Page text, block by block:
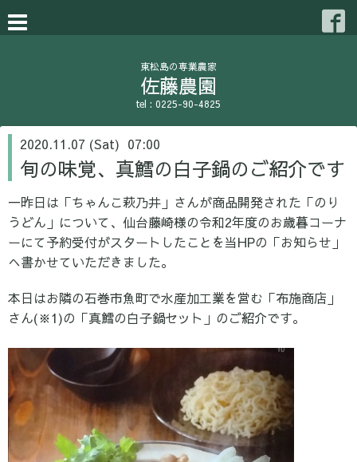
東松島の専業農家
佐藤農園
tel : 0225-90-4825
2020.11.07 (Sat) 07:00
旬の味覚、真鱈の白子鍋のご紹介です
一昨日は「ちゃんこ萩乃井」さんが商品開発された「のり
うどん」について、仙台藤崎様の令和2年度のお歳暮コーナ
ーにて予約受付がスタートしたことを当HPの「お知らせ」
へ書かせていただきました。
本日はお隣の石巻市魚町で水産加工業を営む「布施商店」
さん(※1)の「真鱈の白子鍋セット」のご紹介です。